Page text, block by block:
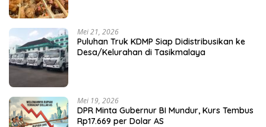
Mei 21, 2026
Puluhan Truk KDMP Siap Didistribusikan ke
Desa/Kelurahan di Tasikmalaya
Mei 19, 2026
DPR Minta Gubernur BI Mundur, Kurs Tembus
Rp17.669 per Dolar AS